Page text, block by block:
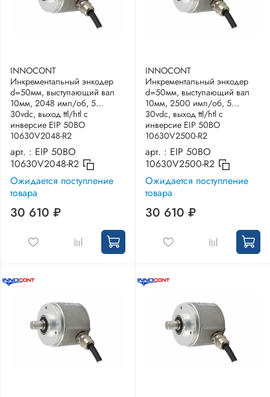
INNOCONT
Инкрементальный энкодер
d=50мм, выступающий вал
10мм, 2048 имп/об, 5…
30vdc, выход ttl/htl с
инверсие EIP 50BO
10630V2048-R2
арт. : EIP 50BO
10630V2048-R2
Ожидается поступление
товара
30 610 ₽
INNOCONT
Инкрементальный энкодер
d=50мм, выступающий вал
10мм, 2500 имп/об, 5…
30vdc, выход ttl/htl с
инверсие EIP 50BO
10630V2500-R2
арт. : EIP 50BO
10630V2500-R2
Ожидается поступление
товара
30 610 ₽